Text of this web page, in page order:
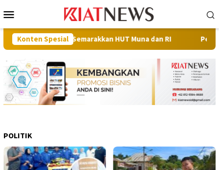
ke
Mobile
Konten Spesial
SD Semarakkan HUT Muna dan RI Perkuat Sinergi
POLITIK